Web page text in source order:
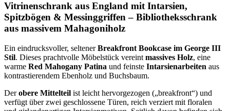
Vitrinenschrank aus England mit Intarsien,
Spitzbögen & Messinggriffen – Bibliotheksschrank
aus massivem Mahagoniholz
Ein eindrucksvoller, seltenerBreakfront Bookcase im George III
Stil. Dieses prachtvolle Möbelstück vereint massives Holz, eine
warme Red Mahogany Patina und feinste Intarsienarbeiten aus
kontrastierendem Ebenholz und Buchsbaum.
Derobere Mittelteil ist leicht hervorgezogen („breakfront“) und
verfügt über zwei geschlossene Türen, reich verziert mit floralen